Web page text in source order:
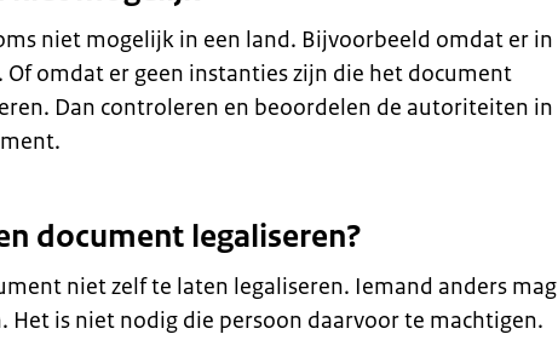
niet mogelijk in een land. Bijvoorbeeld omdat er in
Of omdat er geen instanties zijn die het document
Dan controleren en beoordelen de autoriteiten in
document legaliseren?
niet zelf te laten legaliseren. Iemand anders mag
Het is niet nodig die persoon daarvoor te machtigen.